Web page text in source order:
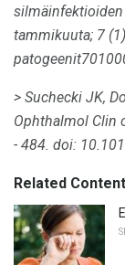
silmäinfektioiden
tammikuuta; 7
> Suchecki JK,
Ophthalmol Clin
- 484. doi:
Related Content